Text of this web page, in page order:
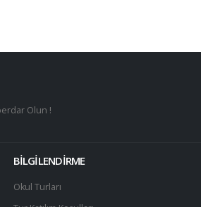
Olun !
BİLGİLENDİRME
Okul Turları